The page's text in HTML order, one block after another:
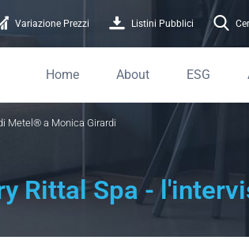
Variazione Prezzi Listini Pubblici
Home About ESG
Metel® a Monica Girardi
Rittal Spa -